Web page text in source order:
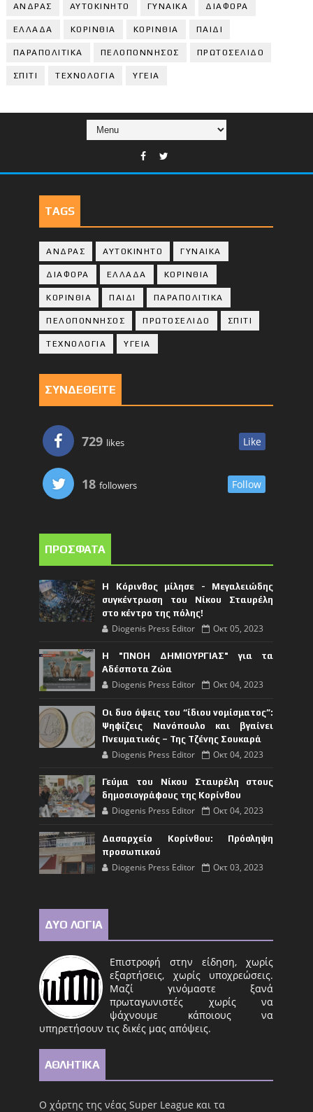
ΑΝΔΡΑΣ ΑΥΤΟΚΙΝΗΤΟ ΓΥΝΑΙΚΑ ΔΙΑΦΟΡΑ
ΕΛΛΑΔΑ ΚΟΡΙΝΘΙΑ ΚΟΡΙΝΘΙA ΠΑΙΔΙ
ΠΑΡΑΠΟΛΙΤΙΚΑ ΠΕΛΟΠΟΝΝΗΣΟΣ ΠΡΩΤΟΣΕΛΙΔΟ
ΣΠΙΤΙ ΤΕΧΝΟΛΟΓΙΑ ΥΓΕΙΑ
TAGS
ΑΝΔΡΑΣ ΑΥΤΟΚΙΝΗΤΟ ΓΥΝΑΙΚΑ
ΔΙΑΦΟΡΑ ΕΛΛΑΔΑ ΚΟΡΙΝΘΙΑ
ΚΟΡΙΝΘΙA ΠΑΙΔΙ ΠΑΡΑΠΟΛΙΤΙΚΑ
ΠΕΛΟΠΟΝΝΗΣΟΣ ΠΡΩΤΟΣΕΛΙΔΟ ΣΠΙΤΙ
ΤΕΧΝΟΛΟΓΙΑ ΥΓΕΙΑ
ΣΥΝΔΕΘΕΙΤΕ
729 likes Like
18 followers Follow
ΠΡΟΣΦΑΤΑ
Η Κόρινθος μίλησε - Μεγαλειώδης
συγκέντρωση του Νίκου Σταυρέλη
στο κέντρο της πόλης!
Diogenis Press Editor Οκτ 05, 2023
Η "ΠΝΟΗ ΔΗΜΙΟΥΡΓΙΑΣ" για τα
Αδέσποτα Ζώα
Diogenis Press Editor Οκτ 04, 2023
Οι δυο όψεις του “ίδιου νομίσματος”:
Ψηφίζεις Νανόπουλο και βγαίνει
Πνευματικός – Της Τζένης Σουκαρά
Diogenis Press Editor Οκτ 04, 2023
Γεύμα του Νίκου Σταυρέλη στους
δημοσιογράφους της Κορίνθου
Diogenis Press Editor Οκτ 04, 2023
Δασαρχείο Κορίνθου: Πρόσληψη
προσωπικού
Diogenis Press Editor Οκτ 03, 2023
ΔΥΟ ΛΟΓΙΑ
Επιστροφή στην είδηση, χωρίς
εξαρτήσεις, χωρίς υποχρεώσεις.
Μαζί γινόμαστε ξανά
πρωταγωνιστές χωρίς να
ψάχνουμε κάποιους να
υπηρετήσουν τις δικές μας απόψεις.
ΑΘΛΗΤΙΚΑ
Ο χάρτης της νέας Super League και τα